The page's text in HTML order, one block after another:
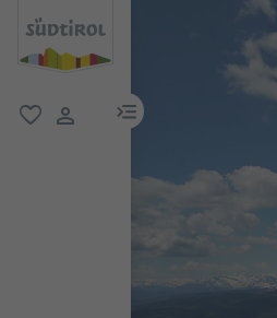
menu link